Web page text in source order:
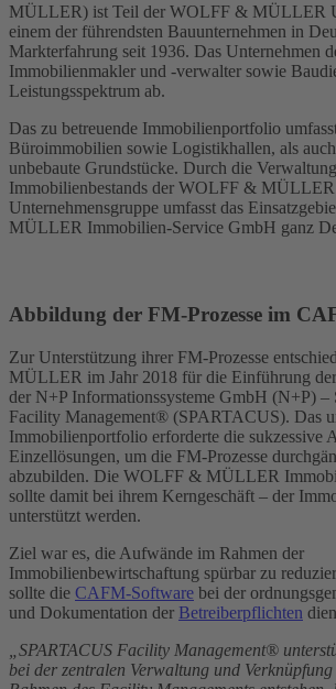
MÜLLER) ist Teil der WOLFF & MÜLLER
einem der führendsten Bauunternehmen in
Markterfahrung seit 1936. Das Unternehmen
Immobilienmakler und -verwalter sowie
Leistungsspektrum ab.
Das zu betreuende Immobilienportfolio
Büroimmobilien sowie Logistikhallen, als
unbebaute Grundstücke. Durch die
Immobilienbestands der WOLFF & MÜLLER
Unternehmensgruppe umfasst das
MÜLLER Immobilien-Service GmbH ganz
Abbildung der FM-Prozesse im
Zur Unterstützung ihrer FM-Prozesse
MÜLLER im Jahr 2018 für die Einführung der
der N+P Informationssysteme GmbH (N+P)
Facility Management® (SPARTACUS). Das
Immobilienportfolio erforderte die sukzessive
Einzellösungen, um die FM-Prozesse
abzubilden. Die WOLFF & MÜLLER
sollte damit bei ihrem Kerngeschäft – der
unterstützt werden.
Ziel war es, die Aufwände im Rahmen der
Immobilienbewirtschaftung spürbar zu
sollte die CAFM-Software bei der
und Dokumentation der Betreiberpflichten
„SPARTACUS Facility Management®
bei der zentralen Verwaltung und